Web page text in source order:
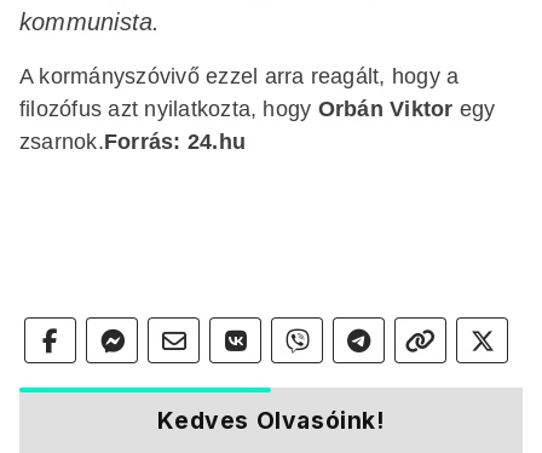
kommunista.
A kormányszóvivő ezzel arra reagált, hogya
filozófus azt nyilatkozta, hogy Orbán Viktor egy
zsarnok.Forrás: 24.hu
Kedves Olvasóink!